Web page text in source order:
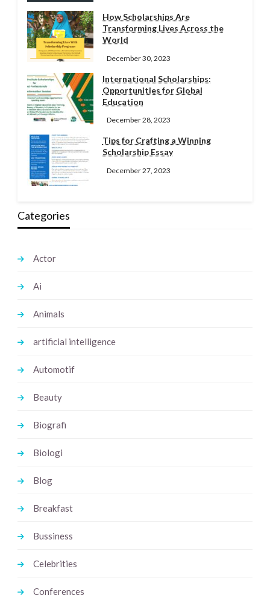
How Scholarships Are
Transforming Lives Across the
World
December 30, 2023
International Scholarships:
Opportunities for Global
Education
December 28, 2023
Tips for Crafting a Winning
Scholarship Essay
December 27, 2023
Categories
Actor
Ai
Animals
artificial intelligence
Automotif
Beauty
Biografi
Biologi
Blog
Breakfast
Bussiness
Celebrities
Conferences